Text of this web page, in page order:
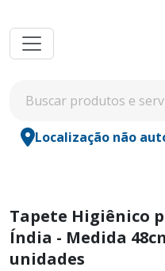
Localização não
Tapete Higiênico
Índia - Medida
unidades